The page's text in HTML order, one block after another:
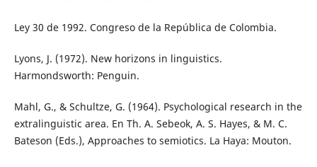
Ley 30 de 1992. Congreso de la República de Colombia.
Lyons, J. (1972). New horizons in linguistics.
Harmondsworth: Penguin.
Mahl, G., & Schultze, G. (1964). Psychological research in the
extralinguistic area. En Th. A. Sebeok, A. S. Hayes, & M. C.
Bateson (Eds.), Approaches to semiotics. La Haya: Mouton.